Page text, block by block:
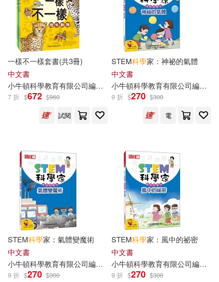
一樣不一樣套書(共3冊)
中文書
小牛頓科學教育有限公司編輯 團隊 廖篤誠 江勻楷 蔣宜庭 藍色
7 折 $672 $960
試閱
STEM科學家：神祕的氣體
中文書
小牛頓科學教育有限公司編輯
9 折 $270 $300
電
STEM科學家：氣體變魔術
中文書
小牛頓科學教育有限公司編輯 團隊 藍色夢境動漫工作室 邱崇杰
9 折 $270 $300
STEM科學家：風中的祕密
中文書
小牛頓科學教育有限公司編輯
9 折 $270 $300